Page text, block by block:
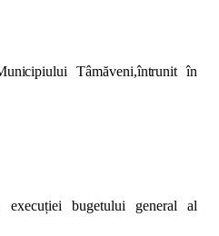
Tâmăveni,întrunit în
execuției bugetului general al